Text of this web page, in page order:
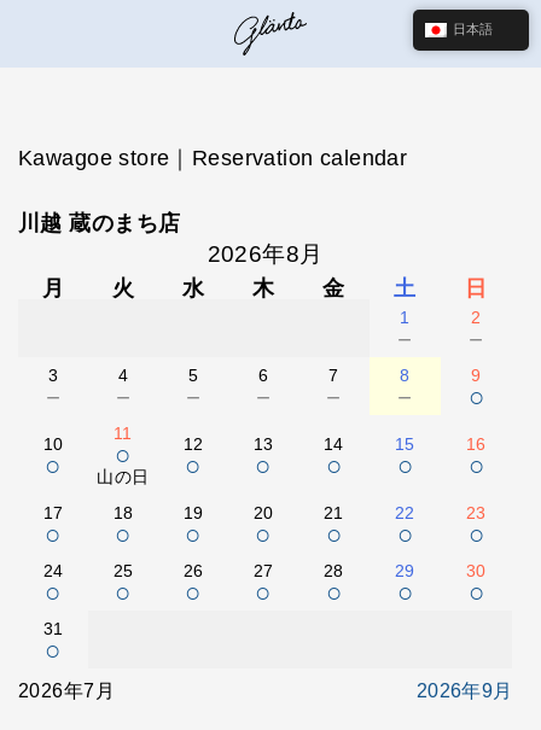
Kawagoe store｜Reservation calendar
川越 蔵のまち店
2026年8月
月 火 水 木 金 土 日
1
－
2
－
3
－
4
－
5
－
6
－
7
－
8
－
9
○
10
○
11
○
山の日
12
○
13
○
14
○
15
○
16
○
17
○
18
○
19
○
20
○
21
○
22
○
23
○
24
○
25
○
26
○
27
○
28
○
29
○
30
○
31
○
2026年7月 2026年9月
日本語